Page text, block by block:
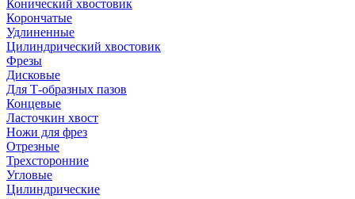
Конический хвостовик
Корончатые
Удлиненные
Цилиндрический хвостовик
Фрезы
Дисковые
Для Т-образных пазов
Концевые
Ласточкин хвост
Ножи для фрез
Отрезные
Трехсторонние
Угловые
Цилиндрические